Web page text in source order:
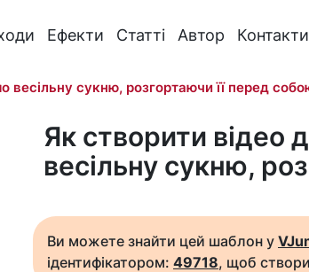
Ефекти Статті Автор Контакти
весільну сукню, розгортаючи її перед
Як створити відео
весільну сукню,
Ви можете знайти цей шаблон у
ідентифікатором: 49718, щоб